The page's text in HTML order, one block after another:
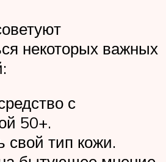
некоторых важных
с
50+.
свой тип кожи.